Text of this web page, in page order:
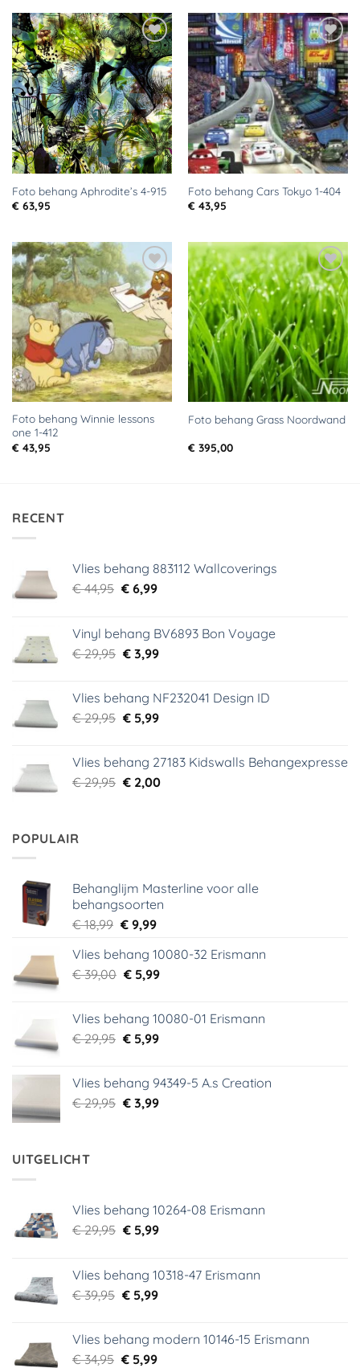
Toevoegen
aan
verlanglijst
Foto behang Aphrodite’s 4-915
€ 63,95
Toevoegen
aan
verlanglijst
Foto behang Cars Tokyo 1-404
€ 43,95
Toevoegen
aan
verlanglijst
Foto behang Winnie lessons
one 1-412
€ 43,95
Toevoegen
aan
verlanglijst
Foto behang Grass Noordwand
€ 395,00
RECENT
Vlies behang 883112 Wallcoverings
€44,95 Oorspronkelijke
€ 44,95.
€6,99Huidige
€ 6,99.
Vinyl behang BV6893 Bon Voyage
€29,95 Oorspronkelijke
€ 29,95.
€3,99Huidige
€ 3,99.
Vlies behang NF232041 Design ID
€29,95 Oorspronkelijke
€ 29,95.
€5,99Huidige
€ 5,99.
Vlies behang 27183 Kidswalls Behangexpresse
€29,95 Oorspronkelijke
€2,00Huidige
POPULAIR
Behanglijm Masterline voor alle
behangsoorten
€18,99 Oorspronkelijke
was:
€ 18,99.
€9,99Huidige
is:
€ 9,99.
Vlies behang 10080-32 Erismann
€39,00 Oorspronkelijke
€ 39,00.
€5,99Huidige
€ 5,99.
Vlies behang 10080-01 Erismann
€29,95 Oorspronkelijke
€ 29,95.
€5,99Huidige
€ 5,99.
Vlies behang 94349-5 A.s Creation
€29,95 Oorspronkelijke
€3,99Huidige
UITGELICHT
Vlies behang 10264-08 Erismann
€29,95 Oorspronkelijke
€ 29,95.
€5,99Huidige
€ 5,99.
Vlies behang 10318-47 Erismann
€39,95 Oorspronkelijke
€ 39,95.
€5,99Huidige
€ 5,99.
Vlies behang modern 10146-15 Erismann
€34,95 Oorspronkelijke
€5,99Huidige